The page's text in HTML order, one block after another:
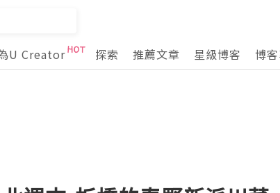
U Creator 探索 推薦文章 星級博客 博